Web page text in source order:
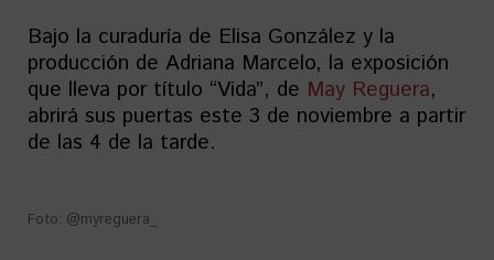
Bajo la curaduría de Elisa González y la
producción de Adriana Marcelo, la exposición
que lleva por título “Vida”, de May Reguera,
abrirá sus puertas este 3 de noviembre a partir
de las 4 de la tarde.
Foto: @myreguera_